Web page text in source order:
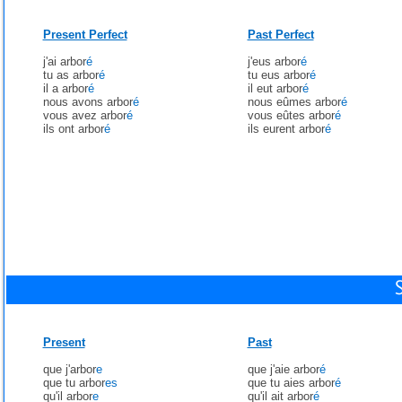
Present Perfect
j'ai arboré
tu as arboré
il a arboré
nous avons arboré
vous avez arboré
ils ont arboré
Past Perfect
j'eus arboré
tu eus arboré
il eut arboré
nous eûmes arboré
vous eûtes arboré
ils eurent arboré
Present
que j'arbore
que tu arbores
qu'il arbore
Past
que j'aie arboré
que tu aies arboré
qu'il ait arboré